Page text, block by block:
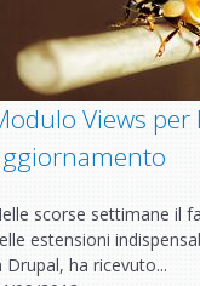
Views
scorse settimane il
estensioni
Drupal, ha ricevuto...